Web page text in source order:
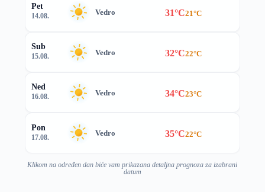
Pet
14.08. Vedro 31°C21°C
Sub
15.08. Vedro 32°C22°C
Ned
16.08. Vedro 34°C23°C
Pon
17.08. Vedro 35°C22°C
Klikom na određen dan biće vam prikazana detaljna prognoza za izabrani
datum